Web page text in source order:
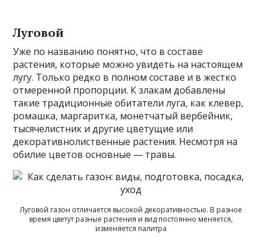
Луговой
Уже по названию понятно, что в составе
растения, которые можно увидеть на настоящем
лугу. Только редко в полном составе и в жестко
отмеренной пропорции. К злакам добавлены
такие традиционные обитатели луга, как клевер,
ромашка, маргаритка, монетчатый вербейник,
тысячелистник и другие цветущие или
декоративнолиственные растения. Несмотря на
обилие цветов основные — травы.
Луговой газон отличается высокой декоративностью. В разное
время цветут разные растения и вид постоянно меняется,
изменяется палитра